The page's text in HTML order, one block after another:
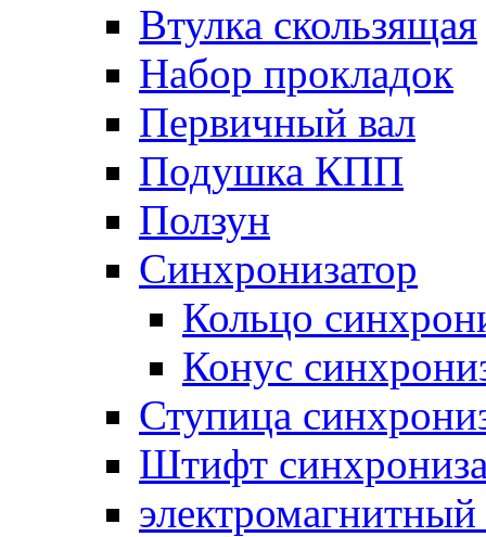
Втулка скользящая
Набор прокладок
Первичный вал
Подушка КПП
Ползун
Синхронизатор
Кольцо
Конус
Ступица
Штифт
электромагнитный